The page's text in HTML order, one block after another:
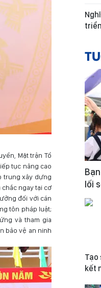
Mặt trận Tổ
tục nâng cao
trung xây dựng
ngay tại cơ
đối với cán
tôn pháp luật;
và tham gia
bảo vệ an ninh
lối
Tạo
kết